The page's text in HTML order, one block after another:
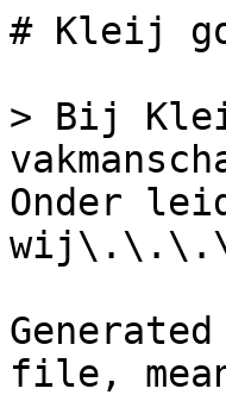
# Kleij
> Bij
Onder
file,